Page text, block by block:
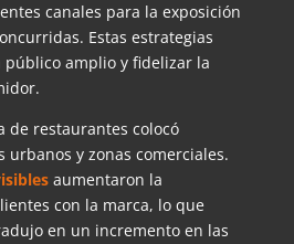
canales para la exposición
Estas estrategias
amplio y fidelizar la
de restaurantes colocó
urbanos y zonas comerciales.
aumentaron la
con la marca, lo que
en un incremento en las